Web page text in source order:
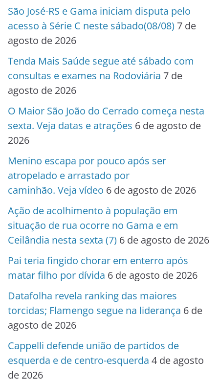
São José-RS e Gama iniciam disputa pelo
acesso à Série C neste sábado(08/08) 7 de
agosto de 2026
Tenda Mais Saúde segue até sábado com
consultas e exames na Rodoviária 7 de
agosto de 2026
O Maior São João do Cerrado começa nesta
sexta. Veja datas e atrações 6 de agosto de
2026
Menino escapa por pouco após ser
atropelado e arrastado por
caminhão. Veja vídeo 6 de agosto de 2026
Ação de acolhimento à população em
situação de rua ocorre no Gama e em
Ceilândia nesta sexta (7) 6 de agosto de 2026
Pai teria fingido chorar em enterro após
matar filho por dívida 6 de agosto de 2026
Datafolha revela ranking das maiores
torcidas; Flamengo segue na liderança 6 de
agosto de 2026
Cappelli defende união de partidos de
esquerda e de centro-esquerda 4 de agosto
de 2026